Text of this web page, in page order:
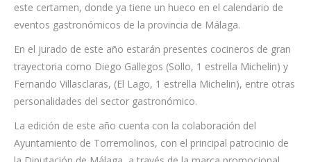
este certamen, donde ya tiene un hueco en el calendario de
eventos gastronómicos de la provincia de Málaga.
En el jurado de este año estarán presentes cocineros de gran
trayectoria como Diego Gallegos (Sollo, 1 estrella Michelin) y
Fernando Villasclaras, (El Lago, 1 estrella Michelin), entre otras
personalidades del sector gastronómico.
La edición de este año cuenta con la colaboración del
Ayuntamiento de Torremolinos, con el principal patrocinio de